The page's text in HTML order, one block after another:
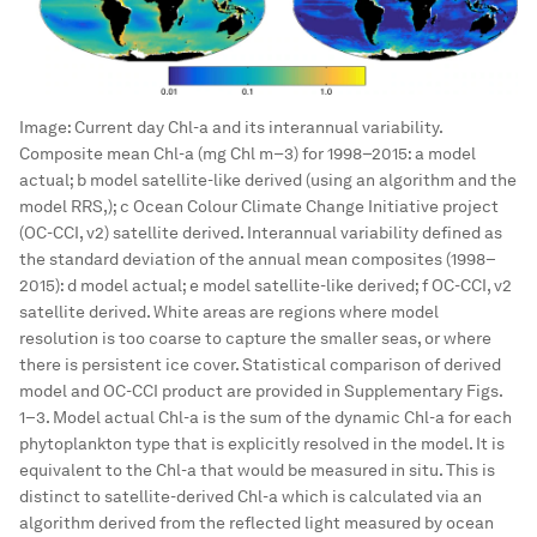
Image:Current day Chl-a and its interannual variability.
Composite mean Chl-a (mg Chl m−3) for 1998–2015: a model
actual; b model satellite-like derived (using an algorithm and the
model RRS,); c Ocean Colour Climate Change Initiative project
(OC-CCI, v2) satellite derived. Interannual variability defined as
the standard deviation of the annual mean composites (1998–
2015): d model actual; e model satellite-like derived; f OC-CCI, v2
satellite derived. White areas are regions where model
resolution is too coarse to capture the smaller seas, or where
there is persistent ice cover. Statistical comparison of derived
model and OC-CCI product are provided in Supplementary Figs.
1–3. Model actual Chl-a is the sum of the dynamic Chl-a for each
phytoplankton type that is explicitly resolved in the model. It is
equivalent to the Chl-a that would be measured in situ. This is
distinct to satellite-derived Chl-a which is calculated via an
algorithm derived from the reflected light measured by ocean